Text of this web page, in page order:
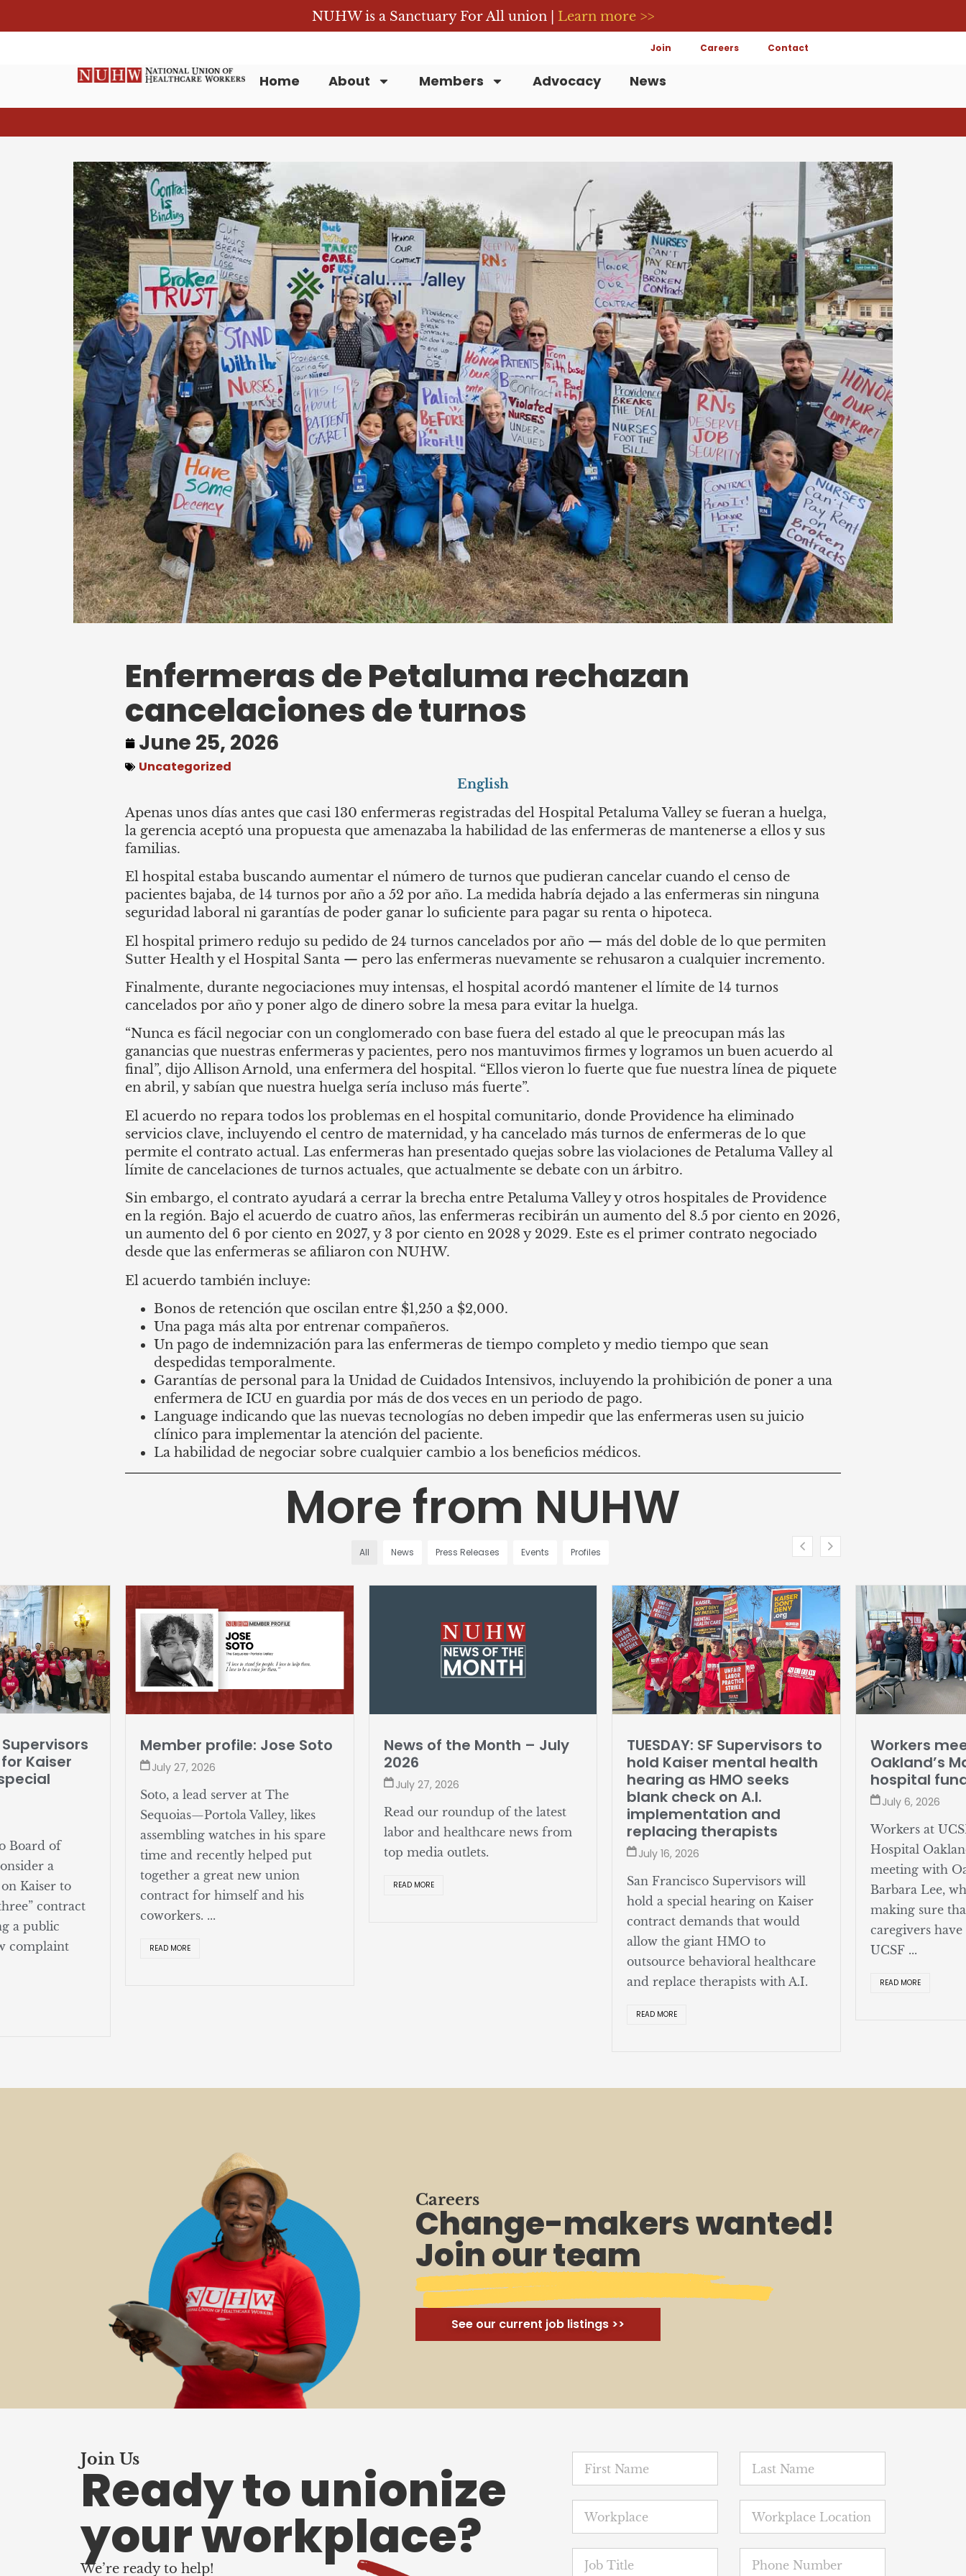
NUHW is a Sanctuary For All union | Learn more >>
Join Careers Contact
Home About Members Advocacy News
Enfermeras de Petaluma rechazan
cancelaciones de turnos
June 25, 2026
Uncategorized
English
Apenas unos días antes que casi 130 enfermeras registradas del Hospital Petaluma Valley se fueran a huelga,
la gerencia aceptó una propuesta que amenazaba la habilidad de las enfermeras de mantenerse a ellos y sus
familias.
El hospital estaba buscando aumentar el número de turnos que pudieran cancelar cuando el censo de
pacientes bajaba, de 14 turnos por año a 52 por año. La medida habría dejado a las enfermeras sin ninguna
seguridad laboral ni garantías de poder ganar lo suficiente para pagar su renta o hipoteca.
El hospital primero redujo su pedido de 24 turnos cancelados por año — más del doble de lo que permiten
Sutter Health y el Hospital Santa — pero las enfermeras nuevamente se rehusaron a cualquier incremento.
Finalmente, durante negociaciones muy intensas, el hospital acordó mantener el límite de 14 turnos
cancelados por año y poner algo de dinero sobre la mesa para evitar la huelga.
“Nunca es fácil negociar con un conglomerado con base fuera del estado al que le preocupan más las
ganancias que nuestras enfermeras y pacientes, pero nos mantuvimos firmes y logramos un buen acuerdo al
final”, dijo Allison Arnold, una enfermera del hospital. “Ellos vieron lo fuerte que fue nuestra línea de piquete
en abril, y sabían que nuestra huelga sería incluso más fuerte”.
El acuerdo no repara todos los problemas en el hospital comunitario, donde Providence ha eliminado
servicios clave, incluyendo el centro de maternidad, y ha cancelado más turnos de enfermeras de lo que
permite el contrato actual. Las enfermeras han presentado quejas sobre las violaciones de Petaluma Valley al
límite de cancelaciones de turnos actuales, que actualmente se debate con un árbitro.
Sin embargo, el contrato ayudará a cerrar la brecha entre Petaluma Valley y otros hospitales de Providence
en la región. Bajo el acuerdo de cuatro años, las enfermeras recibirán un aumento del 8.5 por ciento en 2026,
un aumento del 6 por ciento en 2027, y 3 por ciento en 2028 y 2029. Este es el primer contrato negociado
desde que las enfermeras se afiliaron con NUHW.
El acuerdo también incluye:
Bonos de retención que oscilan entre $1,250 a $2,000.
Una paga más alta por entrenar compañeros.
Un pago de indemnización para las enfermeras de tiempo completo y medio tiempo que sean
despedidas temporalmente.
Garantías de personal para la Unidad de Cuidados Intensivos, incluyendo la prohibición de poner a una
enfermera de ICU en guardia por más de dos veces en un periodo de pago.
Language indicando que las nuevas tecnologías no deben impedir que las enfermeras usen su juicio
clínico para implementar la atención del paciente.
La habilidad de negociar sobre cualquier cambio a los beneficios médicos.
More from NUHW
All News Press Releases Events Profiles
Kaiser
Board of
a
Kaiser to
contract
a public
complaint
Member profile: Jose Soto
July 27, 2026
Soto, a lead server at The
Sequoias—Portola Valley, likes
assembling watches in his spare
time and recently helped put
together a great new union
contract for himself and his
coworkers. ...
READ MORE
News of the Month – July
2026
July 27, 2026
Read our roundup of the latest
labor and healthcare news from
top media outlets.
READ MORE
TUESDAY: SF Supervisors to
hold Kaiser mental health
hearing as HMO seeks
blank check on A.I.
implementation and
replacing therapists
July 16, 2026
San Francisco Supervisors will
hold a special hearing on Kaiser
contract demands that would
allow the giant HMO to
outsource behavioral healthcare
and replace therapists with A.I.
READ MORE
Workers
Oakland’s
hospital
July 6, 2026
Workers at
Hospital
meeting with
Barbara Lee,
making sure
caregivers
UCSF ...
READ MORE
Careers
Change-makers wanted!
Join our team
See our current job listings >>
Join Us
Ready to unionize
your workplace?
We’re ready to help!